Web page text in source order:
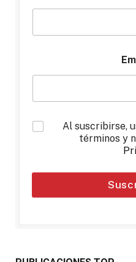
*
Al suscribirse,
términos y